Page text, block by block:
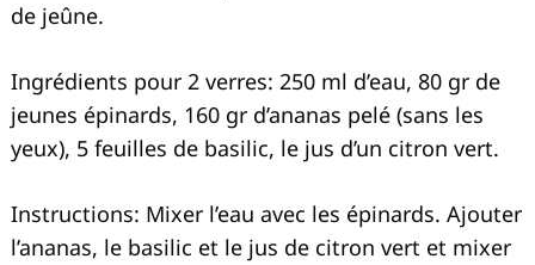
de jeûne.
Ingrédients pour 2 verres: 250 ml d’eau, 80 gr de
jeunes épinards, 160 gr d’ananas pelé (sans les
yeux), 5 feuilles de basilic, le jus d’un citron vert.
Instructions: Mixer l’eau avec les épinards. Ajouter
l’ananas, le basilic et le jus de citron vert et mixer
: